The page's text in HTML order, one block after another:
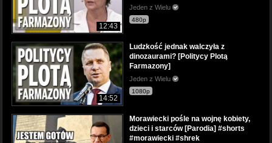
12:43
Jeden z Wielu
480p
14:52
Ludzkość jednak walczyła z
dinozaurami? [Politycy Plotą
Farmazony]
Jeden z Wielu
1080p
Morawiecki pośle na wojnę kobiety,
dzieci i starców [Parodia] #shorts
#morawiecki #shrek